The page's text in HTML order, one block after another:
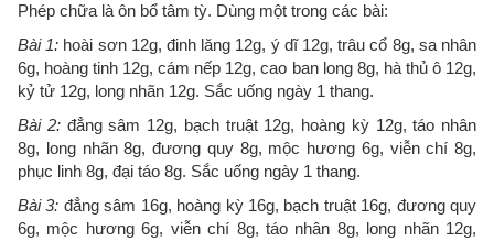
Phép chữa là ôn bổ tâm tỳ. Dùng một trong các bài:
Bài 1: hoài sơn 12g, đinh lăng 12g, ý dĩ 12g, trâu cổ 8g, sa nhân
6g, hoàng tinh 12g, cám nếp 12g, cao ban long 8g, hà thủ ô 12g,
kỷ tử 12g, long nhãn 12g. Sắc uống ngày 1 thang.
Bài 2:đẳng sâm 12g, bạch truật 12g, hoàng kỳ 12g, táo nhân
8g, long nhãn 8g, đương quy 8g, mộc hương 6g, viễn chí 8g,
phục linh 8g, đại táo 8g. Sắc uống ngày 1 thang.
Bài 3: đẳng sâm 16g, hoàng kỳ 16g, bạch truật 16g, đương quy
6g, mộc hương 6g, viễn chí 8g, táo nhân 8g, long nhãn 12g,